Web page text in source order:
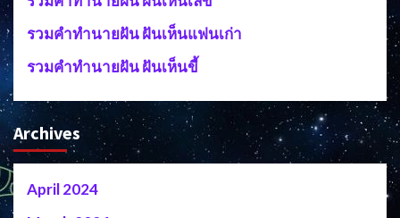
รวมคำทำนายฝัน ฝันเห็นแฟนเก่า
รวมคำทำนายฝัน ฝันเห็นขี้
Archives
April 2024